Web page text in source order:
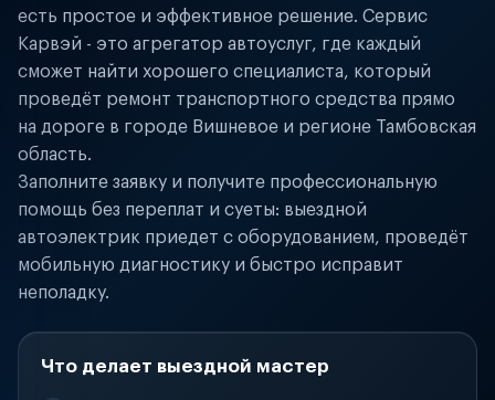
есть простое и эффективное решение. Сервис
Карвэй - это агрегатор автоуслуг, где каждый
сможет найти хорошего специалиста, который
проведёт ремонт транспортного средства прямо
на дороге в городе Вишневое и регионе Тамбовская
область.
Заполните заявку и получите профессиональную
помощь без переплат и суеты: выездной
автоэлектрик приедет с оборудованием, проведёт
мобильную диагностику и быстро исправит
неполадку.
Что делает выездной мастер